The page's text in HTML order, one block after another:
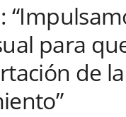
para
de